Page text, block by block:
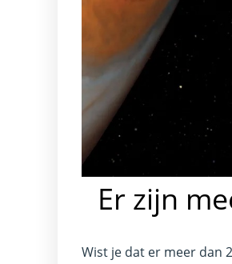
Er zijn
Wist je dat er meer dan